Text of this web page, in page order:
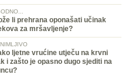
li prehrana oponašati učinak
za mršavljenje?
ljetne vrućine utječu na krvni
i zašto je opasno dugo sjediti na